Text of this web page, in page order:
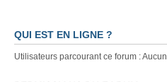
QUI EST EN LIGNE ?
Utilisateurs parcourant ce forum :